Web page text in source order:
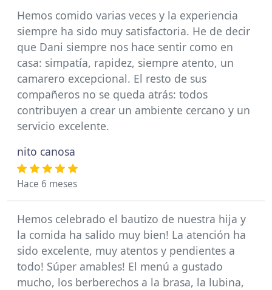
Hemos comido varias veces y la experiencia
siempre ha sido muy satisfactoria. He de decir
que Dani siempre nos hace sentir como en
casa: simpatía, rapidez, siempre atento, un
camarero excepcional. El resto de sus
compañeros no se queda atrás: todos
contribuyen a crear un ambiente cercano y un
servicio excelente.
nito canosa
Hace 6 meses
Hemos celebrado el bautizo de nuestra hija y
la comida ha salido muy bien! La atención ha
sido excelente, muy atentos y pendientes a
todo! Súper amables! El menú a gustado
mucho, los berberechos a la brasa, la lubina,